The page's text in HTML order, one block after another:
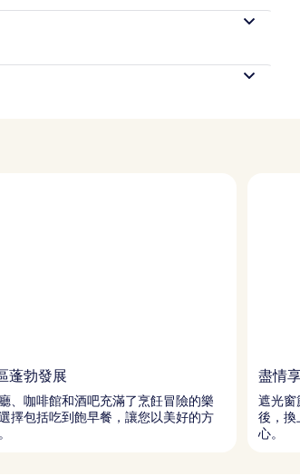
蓬勃發展
、咖啡館和酒吧充滿了烹飪冒險的樂
擇包括吃到飽早餐，讓您以美好的方
盡情
遮光窗
後，換
心。